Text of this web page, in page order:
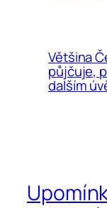
Většina
půjčuje,
dalším